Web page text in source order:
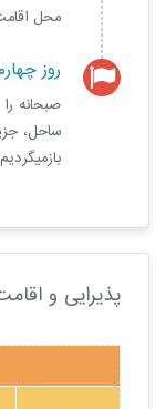
محل
روز چهارم -
صبحانه
ساحل،
بازمیگردیم
پذیرایی و